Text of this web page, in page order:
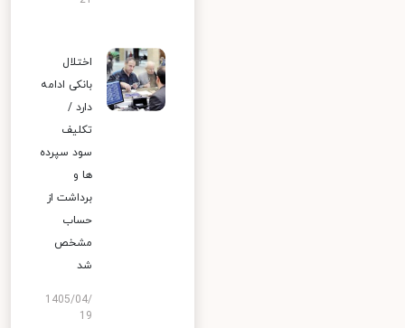
اختلال
بانکی ادامه
دارد /
تکلیف
سود سپرده
ها و
برداشت از
حساب
مشخص
شد
1405/04/
19